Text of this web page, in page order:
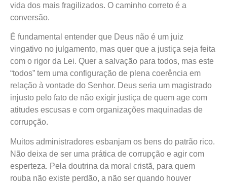
vida dos mais fragilizados. O caminho correto é a
conversão.
É fundamental entender que Deus não é um juiz
vingativo no julgamento, mas quer que a justiça seja feita
com o rigor da Lei. Quer a salvação para todos, mas este
“todos” tem uma configuração de plena coerência em
relação à vontade do Senhor. Deus seria um magistrado
injusto pelo fato de não exigir justiça de quem age com
atitudes escusas e com organizações maquinadas de
corrupção.
Muitos administradores esbanjam os bens do patrão rico.
Não deixa de ser uma prática de corrupção e agir com
esperteza. Pela doutrina da moral cristã, para quem
rouba não existe perdão, a não ser quando houver